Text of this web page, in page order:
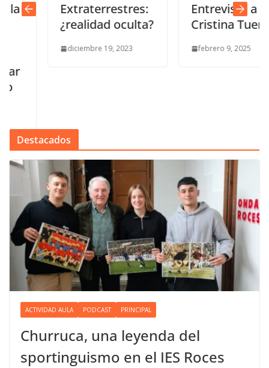
Extraterrestres:
¿realidad oculta?
diciembre 19, 2023
Entrevista a
Cristina Tuero
febrero 9, 2025
Destacados
ACTIVIDAD AULA PODCAST PRINCIPAL
Churruca, una leyenda del
sportinguismo en el IES Roces